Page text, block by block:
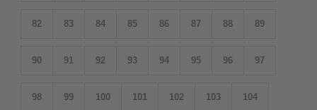
82 83 84 85 86 87 88 89
90 91 92 93 94 95 96 97
98 99 100 101 102 103 104